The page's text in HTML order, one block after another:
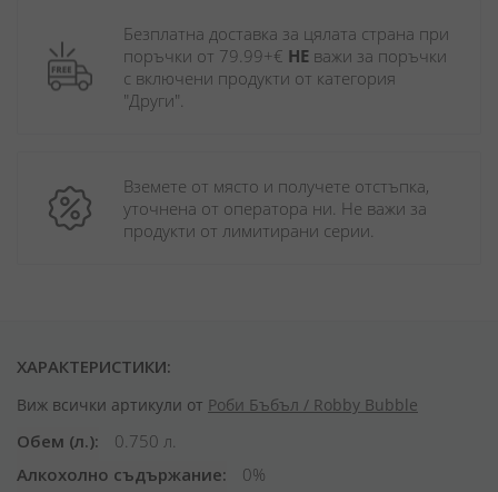
Безплатна доставка за цялата страна при
поръчки от 79.99+€ НЕ важи за поръчки
с включени продукти от категория
"Други".
Вземете от място и получете отстъпка,
уточнена от оператора ни. Не важи за
продукти от лимитирани серии.
ХАРАКТЕРИСТИКИ:
Виж всички артикули от Роби Бъбъл / Robby Bubble
Обем (л.)
0.750 л.
Алкохолно съдържание
0%